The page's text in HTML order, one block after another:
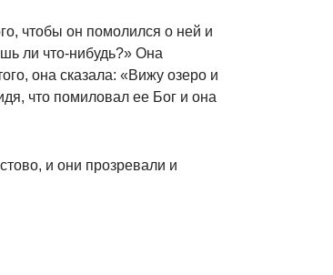
чтобы он помолился о ней и
ли что-нибудь?» Она
она сказала: «Вижу озеро и
что помиловал ее Бог и она
и они прозревали и